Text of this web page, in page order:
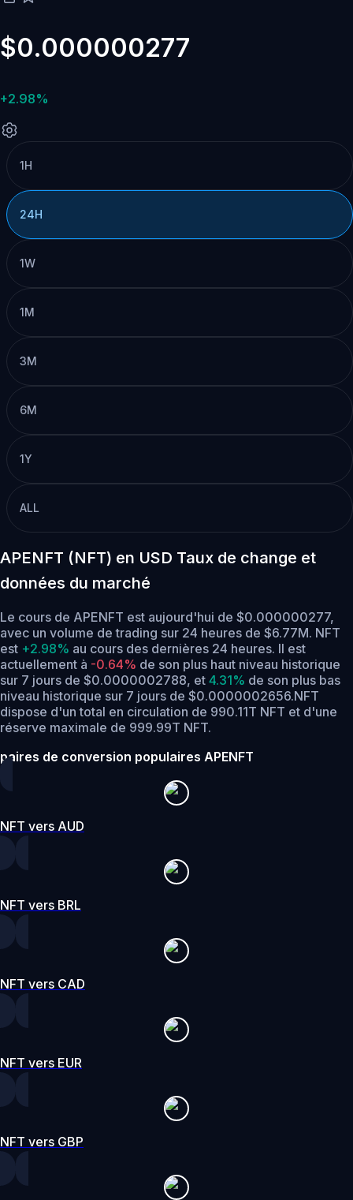
$0.000000277
+2.98%
1H
24H
1W
1M
3M
6M
1Y
ALL
APENFT (NFT) en USD Taux de change et
données du marché
Le cours de APENFT est aujourd'hui de $0.000000277,
avec un volume de trading sur 24 heures de $6.77M. NFT
est +2.98% au cours des dernières 24 heures. Il est
actuellement à -0.64% de son plus haut niveau historique
sur 7 jours de $0.0000002788, et 4.31% de son plus bas
niveau historique sur 7 jours de $0.0000002656.NFT
dispose d'un total en circulation de 990.11T NFT et d'une
réserve maximale de 999.99T NFT.
paires de conversion populaires APENFT
NFT vers AUD
NFT vers BRL
NFT vers CAD
NFT vers EUR
NFT vers GBP